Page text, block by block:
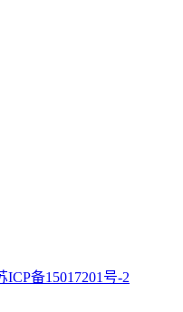
ICP备15017201号-2